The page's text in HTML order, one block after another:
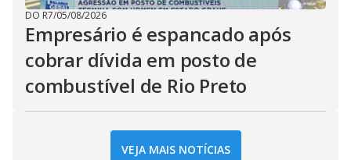
DO R7/05/08/2026
Empresário é espancado após
cobrar dívida em posto de
combustível de Rio Preto
VEJA MAIS NOTÍCIAS